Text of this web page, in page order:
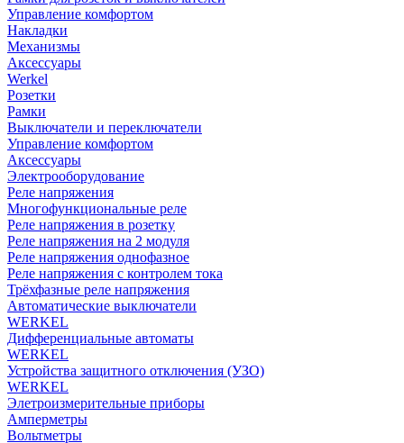
Управление комфортом
Накладки
Механизмы
Аксессуары
Werkel
Розетки
Рамки
Выключатели и переключатели
Управление комфортом
Аксессуары
Электрооборудование
Реле напряжения
Многофункциональные реле
Реле напряжения в розетку
Реле напряжения на 2 модуля
Реле напряжения однофазное
Реле напряжения с контролем тока
Трёхфазные реле напряжения
Автоматические выключатели
WERKEL
Дифференциальные автоматы
WERKEL
Устройства защитного отключения (УЗО)
WERKEL
Элетроизмерительные приборы
Амперметры
Вольтметры